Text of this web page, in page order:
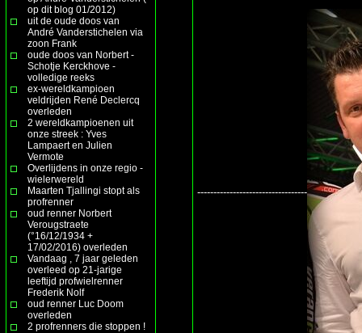
op dit blog 01/2012)
uit de oude doos van
André Vanderstichelen via
zoon Frank
oude doos van Norbert -
Schotje Kerckhove -
volledige reeks
ex-wereldkampioen
veldrijden René Declercq
overleden
2 wereldkampioenen uit
onze streek : Yves
Lampaert en Julien
Vermote
Overlijdens in onze regio -
wielerwereld
Maarten Tjallingi stopt als
profrenner
oud renner Norbert
Verougstraete
(°16/12/1934 +
17/02/2016) overleden
Vandaag , 7 jaar geleden
overleed op 21-jarige
leeftijd profwielrenner
Frederik Nolf
oud renner Luc Doom
overleden
2 profrenners die stoppen !
----------------------------------